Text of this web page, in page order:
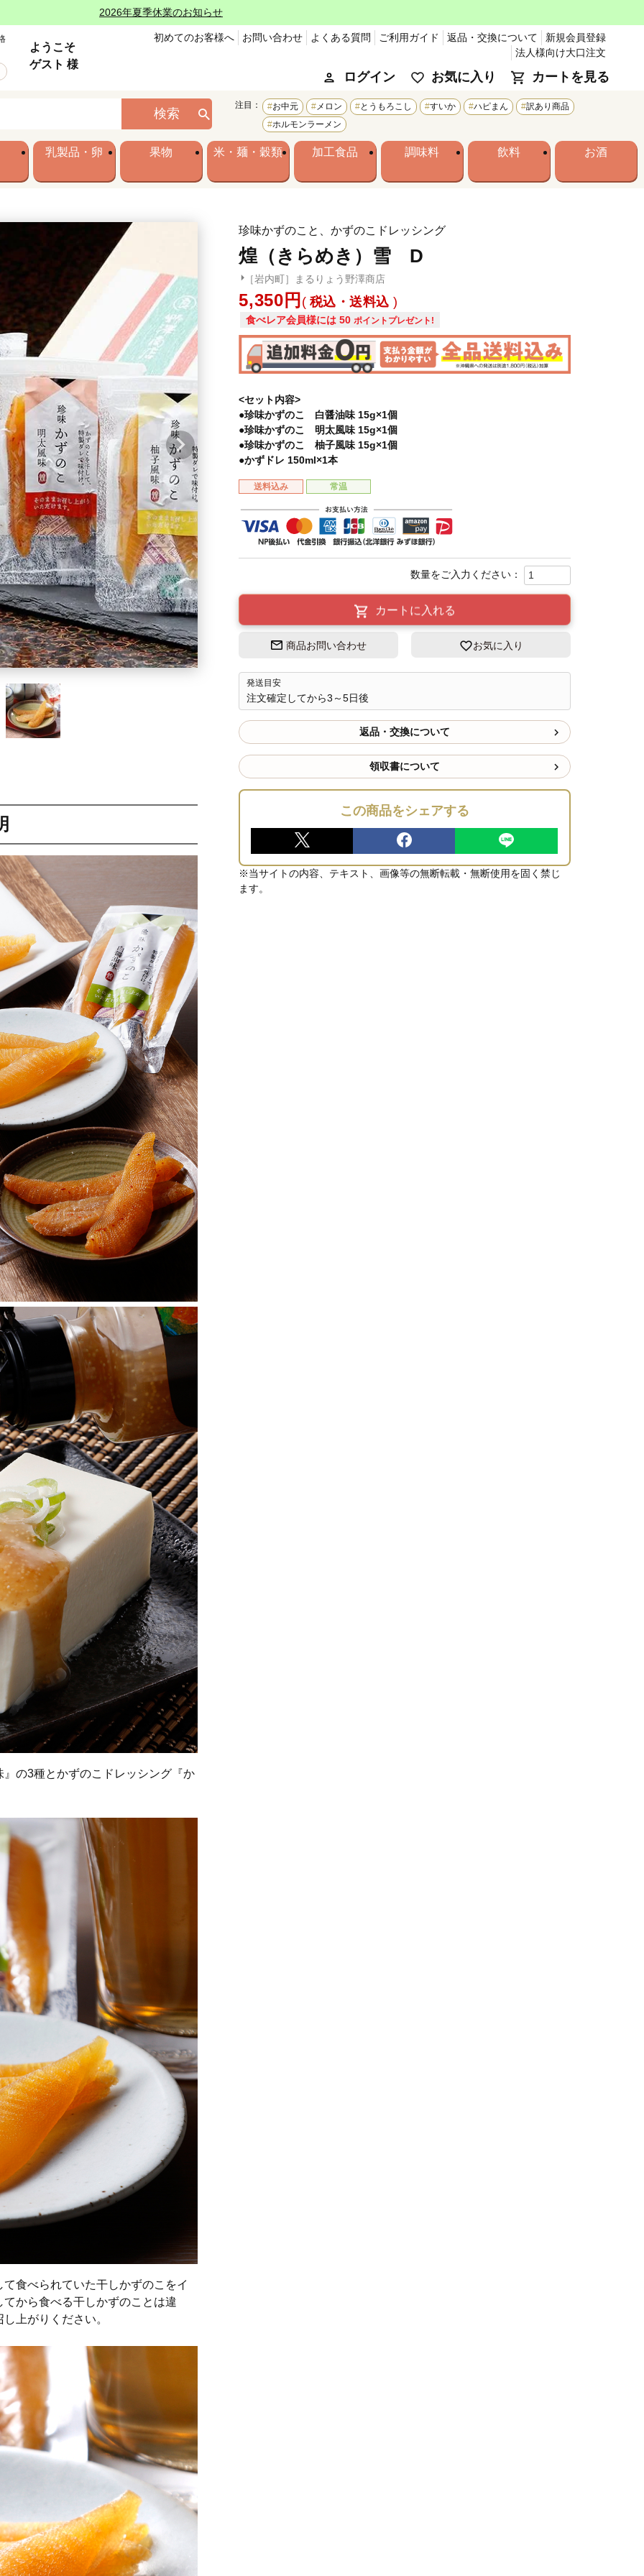
2026年夏季休業のお知らせ
ようこそ
ゲスト 様
初めてのお客様へ お問い合わせ よくある質問 ご利用ガイド 返品・交換について
新規会員登録
法人様向け大口注文
ログイン お気に入り カートを見る
検索
注目： お中元 メロン とうもろこし すいか ハピまん
訳あり商品
ホルモンラーメン
乳製品・卵 果物 米・麺・穀類 加工食品 調味料 飲料 お酒
珍味かずのこと、かずのこドレッシング
煌（きらめき）雪 D
［岩内町］まるりょう野澤商店
5,350 税込・送料込
食べレア会員様には 50 ポイントプレゼント!
<セット内容>
●珍味かずのこ 白醤油味 15g×1個
●珍味かずのこ 明太風味 15g×1個
●珍味かずのこ 柚子風味 15g×1個
●かずドレ 150ml×1本
送料込み 常温
カートに入れる
商品お問い合わせ お気に入り
発送目安
注文確定してから3～5日後
返品・交換について
領収書について
この商品をシェアする
※当サイトの内容、テキスト、画像等の無断転載・無断使用を固く禁じ
ます。
の3種とかずのこドレッシング『か
食べられていた干しかずのこをイ
から食べる干しかずのことは違
上がりください。